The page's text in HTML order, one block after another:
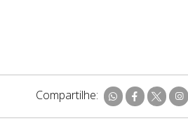
Compartilhe: